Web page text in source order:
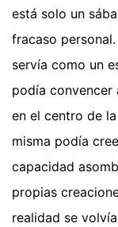
está solo un
fracaso
servía como un
podía convencer
en el centro de
misma podía
capacidad
propias
realidad se